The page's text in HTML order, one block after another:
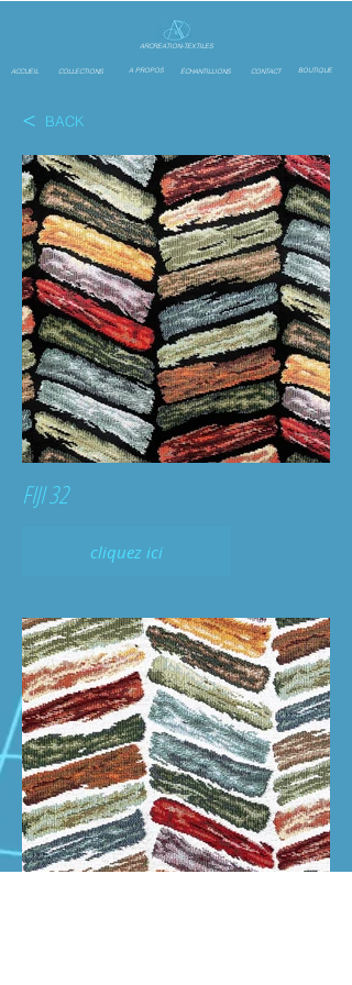
ARCREATION-TEXTILES
ACCUEIL COLLECTIONS A PROPOS ÉCHANTILLIONS CONTACT BOUTIQUE
< BACK
FIJI 32
cliquez ici